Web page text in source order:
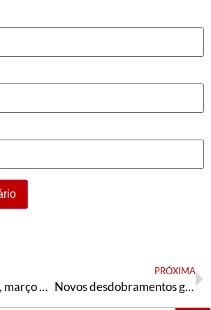
Página 13 n° 181, março de 2018, especial saúde
PRÓXIMA
Novos desdobramentos golpistas